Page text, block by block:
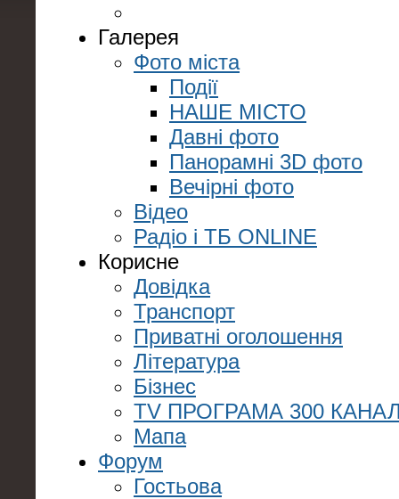
Галерея
Фото міста
Події
НАШЕ МІСТО
Давні фото
Панорамні 3D фото
Вечірні фото
Відео
Радіо і ТБ ONLINE
Корисне
Довідка
Транспорт
Приватні оголошення
Література
Бізнес
TV ПРОГРАМА 300
Мапа
Форум
Гостьова